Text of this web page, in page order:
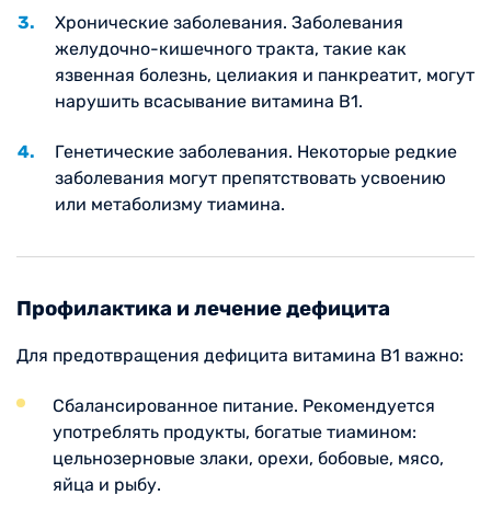
Хронические заболевания. Заболевания
желудочно-кишечного тракта, такие как
язвенная болезнь, целиакия и панкреатит, могут
нарушить всасывание витамина B1.
Генетические заболевания. Некоторые редкие
заболевания могут препятствовать усвоению
или метаболизму тиамина.
Профилактика и лечение дефицита
Для предотвращения дефицита витамина B1 важно:
Сбалансированное питание. Рекомендуется
употреблять продукты, богатые тиамином:
цельнозерновые злаки, орехи, бобовые, мясо,
яйца и рыбу.